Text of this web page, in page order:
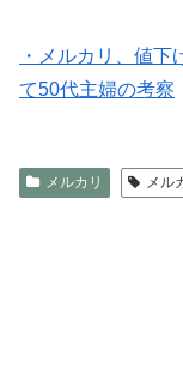
・メルカリ、値
て50代主婦の考察
メルカリ メル